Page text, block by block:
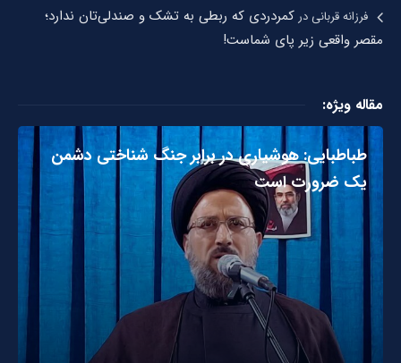
فرزانه قربانیدر کمردردی که ربطی به تشک و صندلی‌تان ندارد؛
مقصر واقعی زیر پای شماست!
مقاله ویژه:
طباطبایی: هوشیاری در برابر جنگ شناختی دشمن
یک ضرورت است